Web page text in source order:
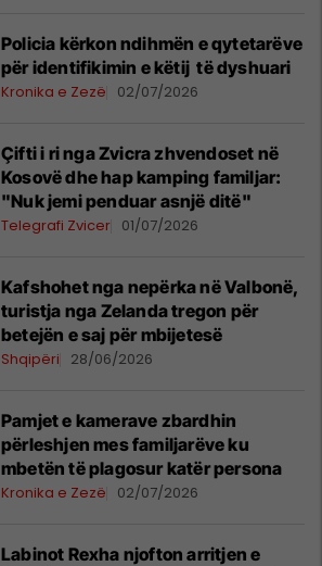
Policia kërkon ndihmën e qytetarëve
për identifikimin e këtij të dyshuari
Kronika e Zezë 02/07/2026
Çifti i ri nga Zvicra zhvendoset në
Kosovë dhe hap kamping familjar:
"Nuk jemi penduar asnjë ditë"
Telegrafi Zvicer 01/07/2026
Kafshohet nga nepërka në Valbonë,
turistja nga Zelanda tregon për
betejën e saj për mbijetesë
Shqipëri 28/06/2026
Pamjet e kamerave zbardhin
përleshjen mes familjarëve ku
mbetën të plagosur katër persona
Kronika e Zezë 02/07/2026
Labinot Rexha njofton arritjen e